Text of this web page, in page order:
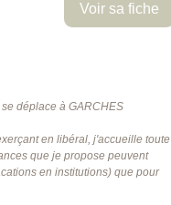
Voir sa fiche
se déplace à GARCHES
en libéral, j'accueille toute
que je propose peuvent
en institutions) que pour